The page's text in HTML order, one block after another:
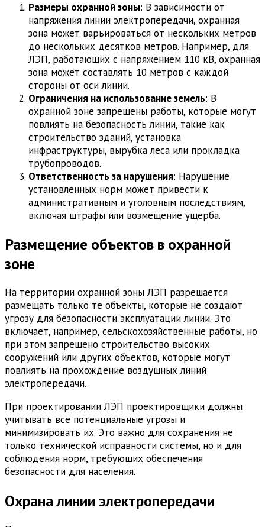
Размеры охранной зоны: В зависимости от
напряжения линии электропередачи, охранная
зона может варьироваться от нескольких метров
до нескольких десятков метров. Например, для
ЛЭП, работающих с напряжением 110 кВ, охранная
зона может составлять 10 метров с каждой
стороны от оси линии.
Ограничения на использование земель: В
охранной зоне запрещены работы, которые могут
повлиять на безопасность линии, такие как
строительство зданий, установка
инфраструктуры, вырубка леса или прокладка
трубопроводов.
Ответственность за нарушения: Нарушение
установленных норм может привести к
административным и уголовным последствиям,
включая штрафы или возмещение ущерба.
Размещение объектов в охранной
зоне
На территории охранной зоны ЛЭП разрешается
размещать только те объекты, которые не создают
угрозу для безопасности эксплуатации линии. Это
включает, например, сельскохозяйственные работы, но
при этом запрещено строительство высоких
сооружений или других объектов, которые могут
повлиять на прохождение воздушных линий
электропередачи.
При проектировании ЛЭП проектировщики должны
учитывать все потенциальные угрозы и
минимизировать их. Это важно для сохранения не
только технической исправности системы, но и для
соблюдения норм, требующих обеспечения
безопасности для населения.
Охрана линии электропередачи